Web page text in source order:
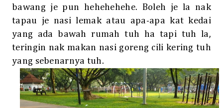
bawang je pun hehehehehe. Boleh je la nak
tapau je nasi lemak atau apa-apa kat kedai
yang ada bawah rumah tuh ha tapi tuh la,
teringin nak makan nasi goreng cili kering tuh
yang sebenarnya tuh.